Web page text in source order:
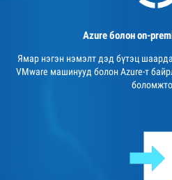
Azure болон on-
Ямар нэгэн нэмэлт дэд бүтэц
VMware машинууд болон Azure-т